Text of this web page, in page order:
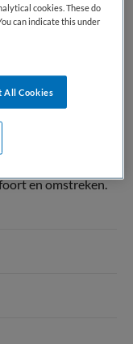
interessant zijn.
en omstreken.
cookies. These do
can indicate this under
All Cookies